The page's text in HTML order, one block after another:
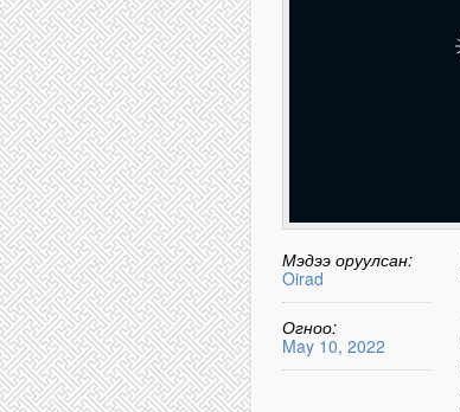
Мэдээ оруулсан:
Oirad
Огноо:
May 10, 2022